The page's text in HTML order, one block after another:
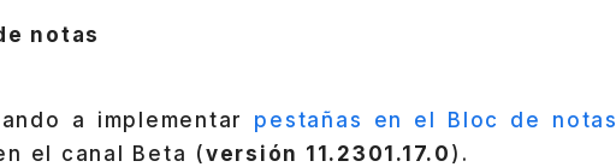
notas
a implementar pestañas en el Bloc de notas
el canal Beta (versión 11.2301.17.0 ).